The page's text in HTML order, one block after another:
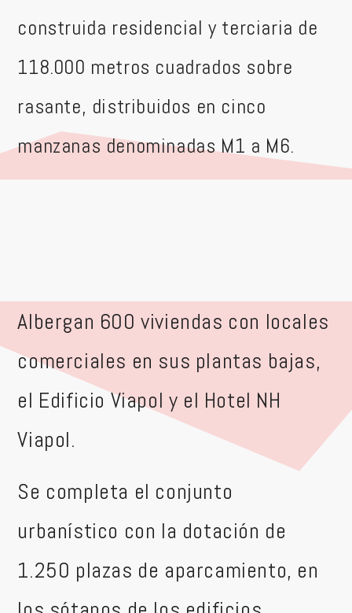
construida residencial y terciaria de
118.000 metros cuadrados sobre
rasante, distribuidos en cinco
manzanas denominadas M1 a M6.
Albergan 600 viviendas con locales
comerciales en sus plantas bajas,
el Edificio Viapol y el Hotel NH
Viapol.
Se completa el conjunto
urbanístico con la dotación de
1.250 plazas de aparcamiento, en